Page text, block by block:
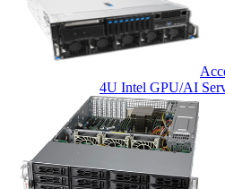
4U Intel GPU/AI